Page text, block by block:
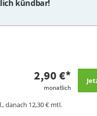
kündbar!
2,90 €*
monatlich
danach 12,30 €mtl.